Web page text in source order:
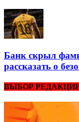
Банк скрыл
рассказать о
ВЫБОР